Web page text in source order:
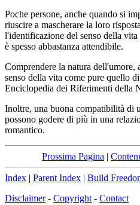
Poche persone, anche quando si
riuscire a mascherare la loro
l'identificazione del senso della
è spesso abbastanza attendibile.
Comprendere la natura
senso della vita come pure quello
Enciclopedia dei Riferimenti della
Inoltre, una buona compatibilità di
possono godere di più in una
romantico.
Prossima Pagina |
Index | Parent Index | Build
Disclaimer- Copyright - Contact